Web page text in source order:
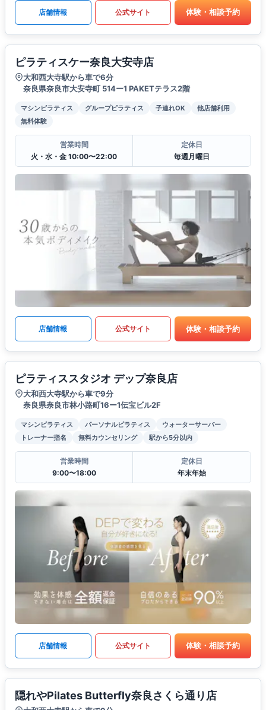
店舗情報 公式サイト 体験・相談予約
ピラティスケー奈良大安寺店
大和西大寺駅から車で6分
奈良県奈良市大安寺町 514ー1 PAKETテラス2階
マシンピラティス グループピラティス 子連れOK
他店舗利用
無料体験
営業時間
火・水・金 10:00〜22:00
定休日
毎週月曜日
店舗情報 公式サイト 体験・相談予約
ピラティススタジオ デップ奈良店
大和西大寺駅から車で9分
奈良県奈良市林小路町16ー1伝宝ビル2F
マシンピラティス パーソナルピラティス
ウォーターサーバー
トレーナー指名
無料カウンセリング 駅から5分以内
営業時間
9:00〜18:00
定休日
年末年始
店舗情報 公式サイト 体験・相談予約
隠れやPilates Butterfly奈良さくら通り店